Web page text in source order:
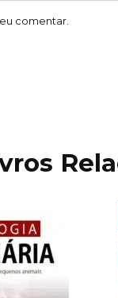
comentar.